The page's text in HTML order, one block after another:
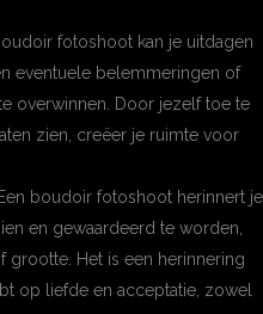
fotoshoot kan je uitdagen
eventuele belemmeringen of
overwinnen. Door jezelf toe te
zien, creëer je ruimte voor
boudoir fotoshoot herinnert je
en gewaardeerd te worden,
grootte. Het is een herinnering
op liefde en acceptatie, zowel